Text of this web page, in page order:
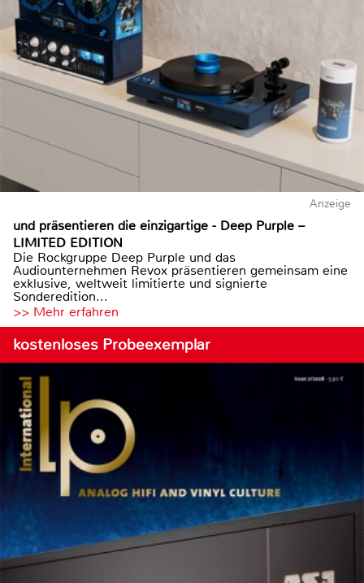
Anzeige
und präsentieren die einzigartige - Deep Purple –
LIMITED EDITION
Die Rockgruppe Deep Purple und das
Audiounternehmen Revox präsentieren gemeinsam eine
exklusive, weltweit limitierte und signierte
Sonderedition...
>> Mehr erfahren
kostenloses Probeexemplar